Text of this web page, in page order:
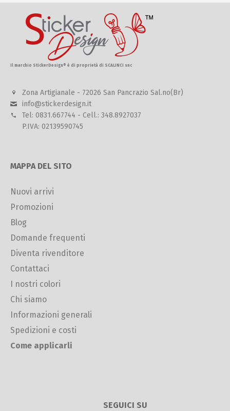
Il marchio StickerDesign® è di proprietà di SCALINCI snc
Zona Artigianale - 72026 San Pancrazio Sal.no(Br)
info@stickerdesign.it
Tel: 0831.667744 - Cell.: 348.8927037
P.IVA: 02139590745
MAPPA DEL SITO
Nuovi arrivi
Promozioni
Blog
Domande frequenti
Diventa rivenditore
Contattaci
I nostri colori
Chi siamo
Informazioni generali
Spedizioni e costi
Come applicarli
SEGUICI SU